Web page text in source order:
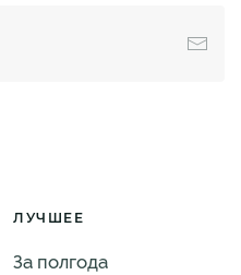
ЛУЧШЕЕ
За полгода